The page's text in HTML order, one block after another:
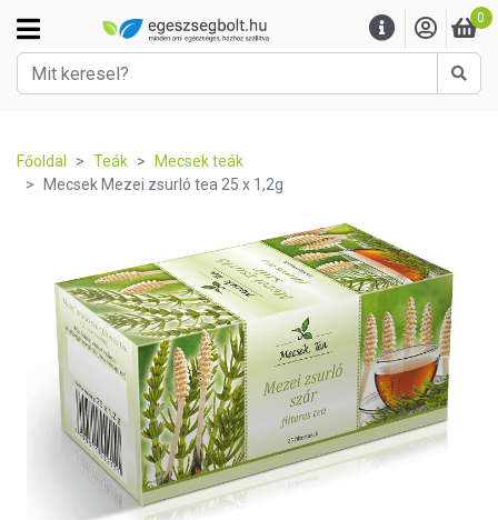
0
Főoldal Teák
Mecsek teák
Mecsek Mezei zsurló tea 25 x 1,2g